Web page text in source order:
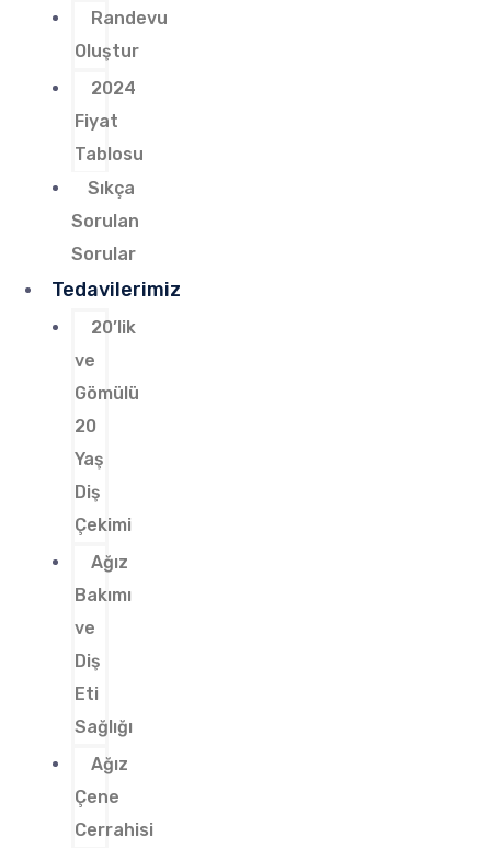
Randevu
Oluştur
2024
Fiyat
Tablosu
Sıkça
Sorulan
Sorular
Tedavilerimiz
20’lik
ve
Gömülü
20
Yaş
Diş
Çekimi
Ağız
Bakımı
ve
Diş
Eti
Sağlığı
Ağız
Çene
Cerrahisi